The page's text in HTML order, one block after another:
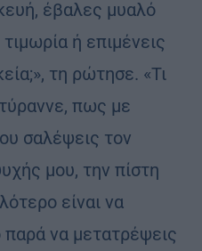
έβαλες μυαλό
ή επιμένεις
τη ρώτησε. «Τι
πως με
σαλέψεις τον
μου, την πίστη
είναι να
να μετατρέψεις